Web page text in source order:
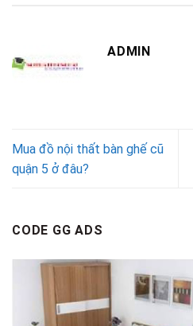
ADMIN
Mua đồ nội thất bàn ghế cũ
quận 5 ở đâu?
CODE GG ADS